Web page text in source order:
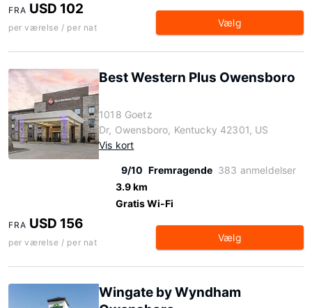
FRA USD 102
per værelse / per nat Vælg
Best Western Plus Owensboro
1018 Goetz
Dr, Owensboro, Kentucky 42301, US
Vis kort
9/10 Fremragende 383 anmeldelser
3.9 km
Gratis Wi-Fi
FRA USD 156
per værelse / per nat Vælg
Wingate by Wyndham